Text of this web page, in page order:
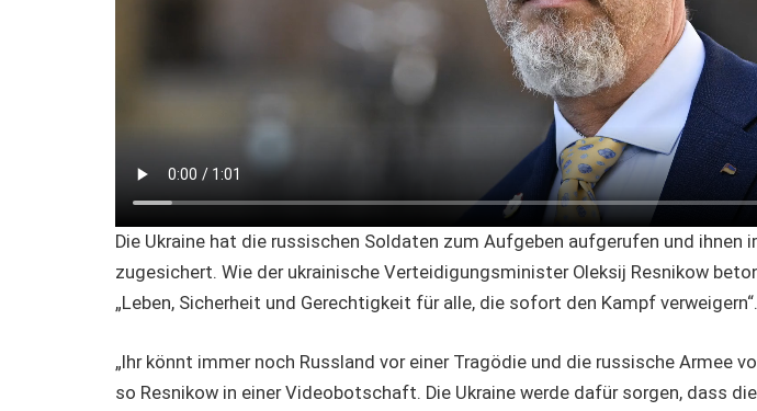
Die Ukraine hat die russischen Soldaten zum Aufgeben aufgerufen und ihnen
zugesichert. Wie der ukrainische Verteidigungsminister Oleksij Resnikow
„Leben, Sicherheit und Gerechtigkeit für alle, die sofort den Kampf verweigern“.
„Ihr könnt immer noch Russland vor einer Tragödie und die russische Armee
so Resnikow in einer Videobotschaft. Die Ukraine werde dafür sorgen, dass